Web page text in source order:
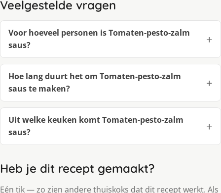
Veelgestelde vragen
Voor hoeveel personen is Tomaten-pesto-zalm
saus?
Hoe lang duurt het om Tomaten-pesto-zalm
saus te maken?
Uit welke keuken komt Tomaten-pesto-zalm
saus?
Heb je dit recept gemaakt?
Eén tik — zo zien andere thuiskoks dat dit recept werkt. Als